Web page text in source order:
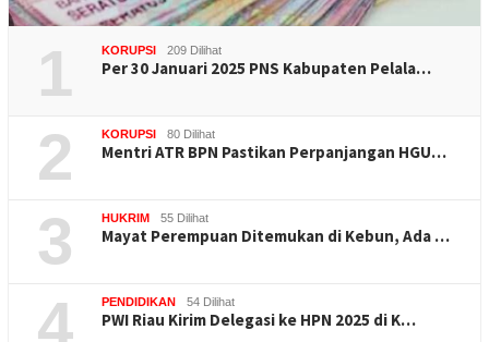
1 KORUPSI 209 Dilihat
Per 30 Januari 2025 PNS Kabupaten Pelala…
2 KORUPSI 80 Dilihat
Mentri ATR BPN Pastikan Perpanjangan HGU…
3 HUKRIM 55 Dilihat
Mayat Perempuan Ditemukan di Kebun, Ada …
4 PENDIDIKAN 54 Dilihat
PWI Riau Kirim Delegasi ke HPN 2025 di K…